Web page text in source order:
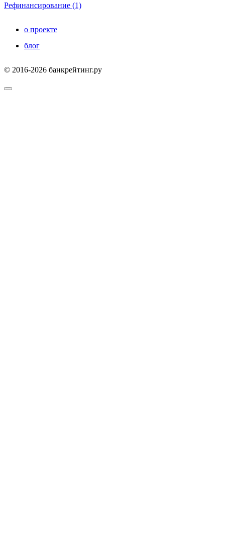
Рефинансирование (1)
о проекте
блог
© 2016-2026 банкрейтинг.ру